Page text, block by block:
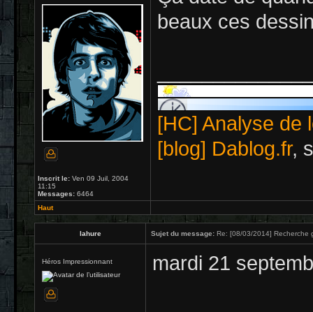
Inscrit le: Ven 09 Juil, 2004
11:15
Messages: 6464
beaux ces
[HC] Analyse de
[blog] Dablog.fr,
Haut
lahure Sujet du message: Re: [08/03/2014] Recherche
Héros Impressionnant mardi 21